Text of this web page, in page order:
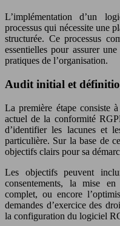
L’implémentation d’un
processus qui nécessite une
structurée. Ce processus
essentielles pour assurer
pratiques de l’organisation.
Audit initial et
La première étape consiste
actuel de la conformité
d’identifier les lacunes et
particulière. Sur la base de
objectifs clairs pour sa
Les objectifs peuvent
consentements, la mise
complet, ou encore
demandes d’exercice des
la configuration du logiciel